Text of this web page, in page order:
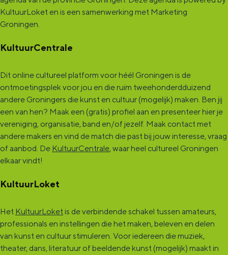
KultuurLoket en is een samenwerking met Marketing
Groningen.
KultuurCentrale
Dit online cultureel platform voor héél Groningen is de
ontmoetingsplek voor jou en die ruim tweehonderdduizend
andere Groningers die kunst en cultuur (mogelijk) maken. Ben jij
een van hen? Maak een (gratis) profiel aan en presenteer hier je
vereniging, organisatie, band en/of jezelf. Maak contact met
andere makers en vind de match die past bij jouw interesse, vraag
of aanbod. De KultuurCentrale, waar heel cultureel Groningen
elkaar vindt!
KultuurLoket
Het KultuurLoket is de verbindende schakel tussen amateurs,
professionals en instellingen die het maken, beleven en delen
van kunst en cultuur stimuleren. Voor iedereen die muziek,
theater, dans, literatuur of beeldende kunst (mogelijk) maakt in